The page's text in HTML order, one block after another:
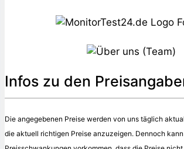
Infos zu den
Die angegebenen Preise werden von uns täglich
die aktuell richtigen Preise anzuzeigen. Dennoch